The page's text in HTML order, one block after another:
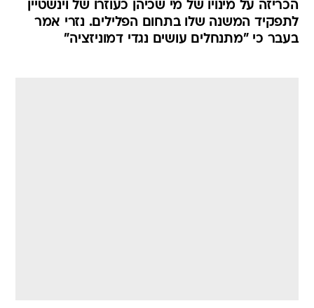
הכריזה על מינויו של מי שכיהן כעוזרו של וינשטיין
לתפקיד המשנה שלו בתחום הפלילים. נזרי אמר
בעבר כי "מתנחלים עושים נגדי דמוניזציה"